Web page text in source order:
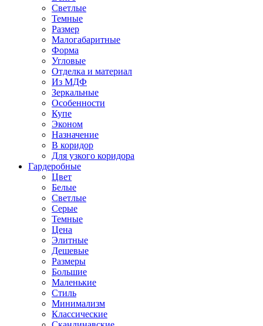
Светлые
Темные
Размер
Малогабаритные
Форма
Угловые
Отделка и материал
Из МДФ
Зеркальные
Особенности
Купе
Эконом
Назначение
В коридор
Для узкого коридора
Гардеробные
Цвет
Белые
Светлые
Серые
Темные
Цена
Элитные
Дешевые
Размеры
Большие
Маленькие
Стиль
Минимализм
Классические